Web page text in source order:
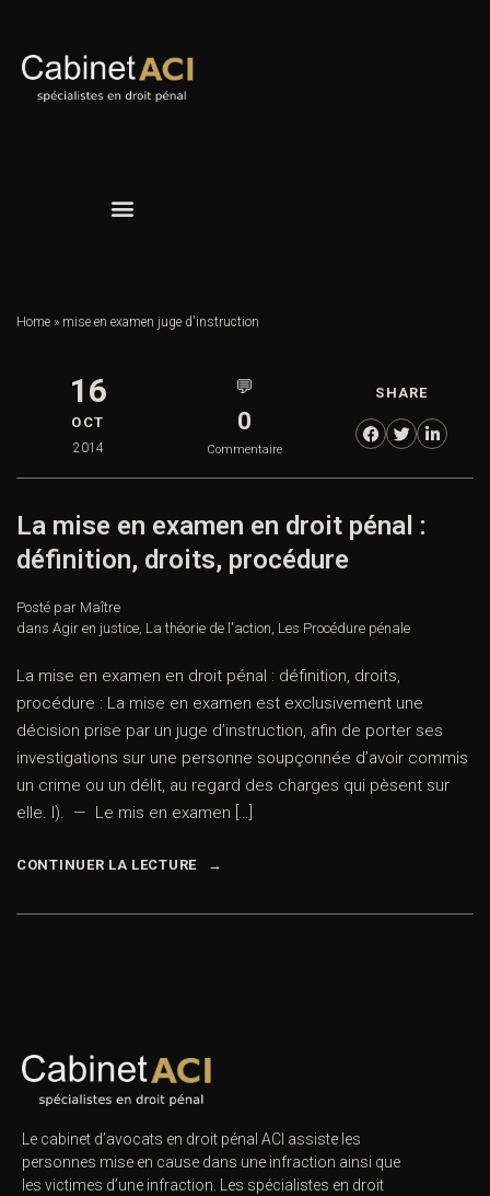
Home » mise en examen juge d'instruction
16
OCT
2014
💬
0
Commentaire
SHARE
La mise en examen en droit pénal :
définition, droits, procédure
Posté par Maître
dans Agir en justice, La théorie de l'action, Les Procédure pénale
La mise en examen en droit pénal : définition, droits,
procédure : La mise en examen est exclusivement une
décision prise par un juge d’instruction, afin de porter ses
investigations sur une personne soupçonnée d’avoir commis
un crime ou un délit, au regard des charges qui pèsent sur
elle. I). — Le mis en examen […]
CONTINUER LA LECTURE
Le cabinet d’avocats en droit pénal ACI assiste les
personnes mise en cause dans une infraction ainsi que
les victimes d’une infraction. Les spécialistes en droit